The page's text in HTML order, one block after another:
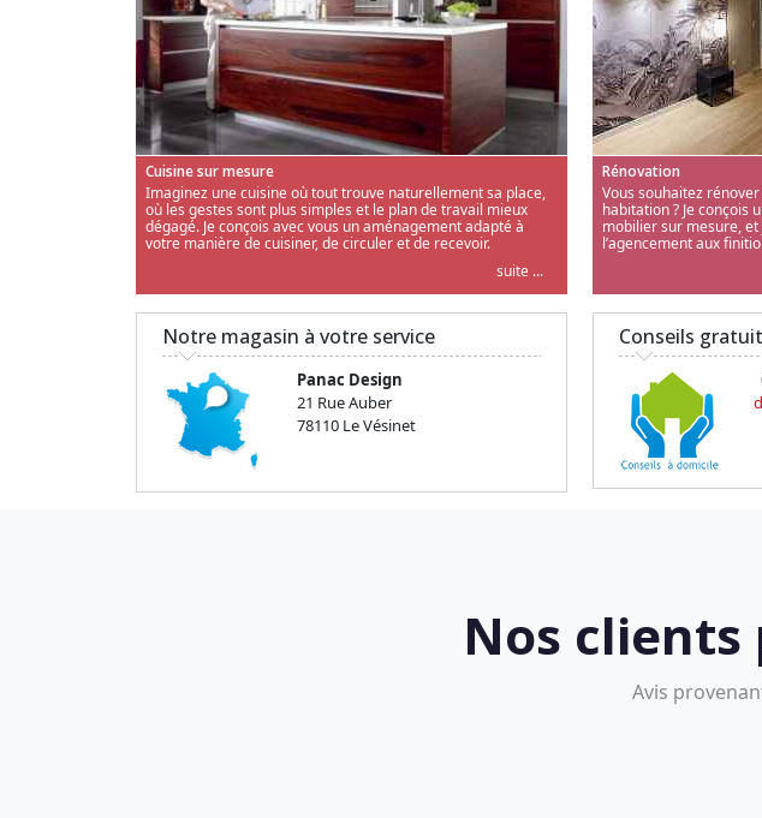
Cuisine sur mesure
Imaginez une cuisine où tout trouve naturellement sa place,
où les gestes sont plus simples et le plan de travail mieux
dégagé. Je conçois avec vous un aménagement adapté à
votre manière de cuisiner, de circuler et de recevoir.
suite ...
Rénovation
Vous souhaitez
habitation ? Je conçois
mobilier sur mesure,
l’agencement aux
Notre magasin à votre service
Panac Design
21 Rue Auber
78110 Le Vésinet
Conseils
Nos
Avis